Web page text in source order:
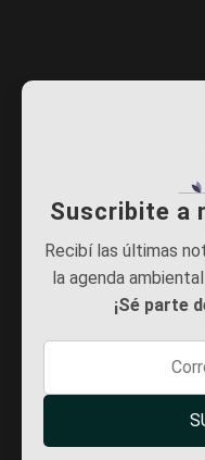
Suscribite a
Recibí las últimas
la agenda
¡Sé parte